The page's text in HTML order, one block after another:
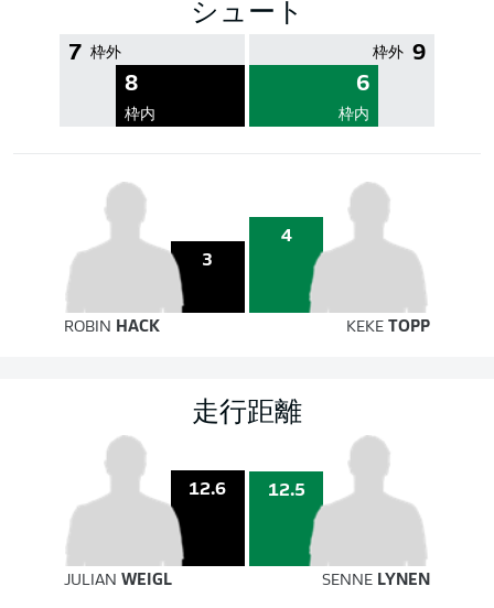
シュート
7 枠外
8
枠内
9
枠外
6
枠内
3
4
ROBIN HACK KEKE TOPP
走行距離
12.6 12.5
JULIAN WEIGL SENNE LYNEN